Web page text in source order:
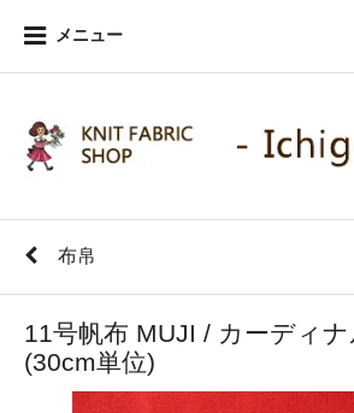
メニュー
布帛
11号帆布 MUJI / カーディ
(30cm単位)